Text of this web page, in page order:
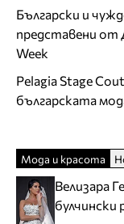
Български и
представени от
Week
Pelagia Stage
българската
Мода и красота
Велизара
булчински